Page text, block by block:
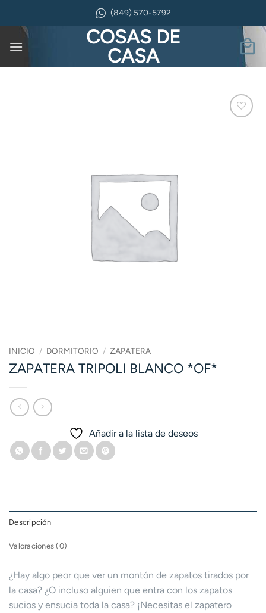
contenido
(849) 570-5792
COSAS DE
CASA
INICIO / DORMITORIO / ZAPATERA
ZAPATERA TRIPOLI BLANCO *OF*
Añadir a la lista de deseos
Descripción
Valoraciones (0)
¿Hay algo peor que ver un montón de zapatos tirados por
la casa? ¿O incluso alguien que entra con los zapatos
sucios y ensucia toda la casa? ¡Necesitas el zapatero